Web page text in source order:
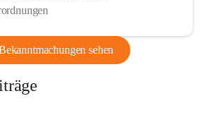
sehen